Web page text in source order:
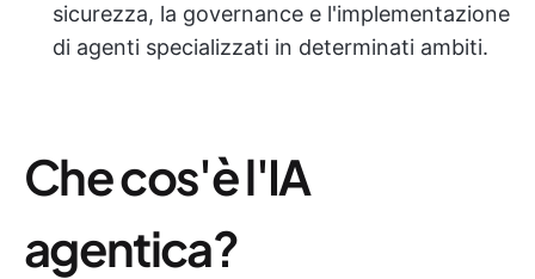
sicurezza, la governance e l'implementazione
di agenti specializzati in determinati ambiti.
Che cos'è l'IA
agentica?